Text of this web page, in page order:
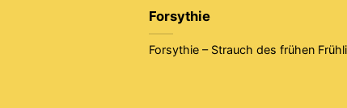
Forsythie
Forsythie – Strauch des frühen